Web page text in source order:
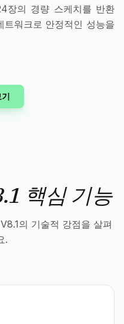
장의 경량 스케치를 반환
워크로 안정적인 성능을
핵심 기능
의 기술적 강점을 살펴
.